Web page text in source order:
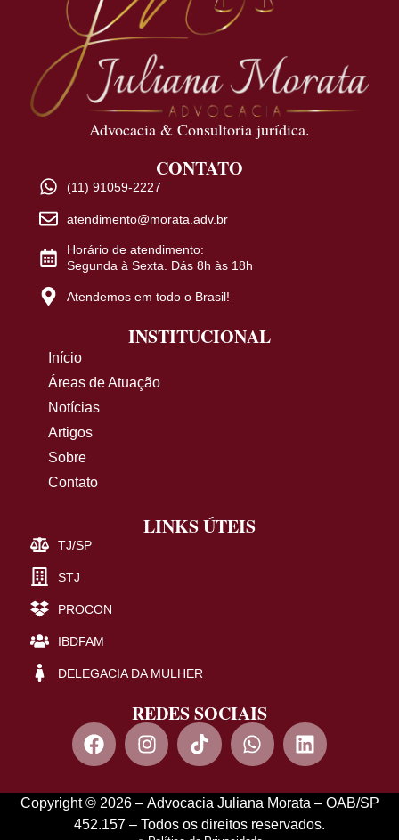
Advocacia & Consultoria jurídica.
CONTATO
(11) 91059-2227
atendimento@morata.adv.br
Horário de atendimento:
Segunda à Sexta. Dás 8h às 18h
Atendemos em todo o Brasil!
INSTITUCIONAL
Início
Áreas de Atuação
Notícias
Artigos
Sobre
Contato
LINKS ÚTEIS
TJ/SP
STJ
PROCON
IBDFAM
DELEGACIA DA MULHER
REDES SOCIAIS
Copyright © 2026 – Advocacia Juliana Morata – OAB/SP
452.157 – Todos os direitos reservados.